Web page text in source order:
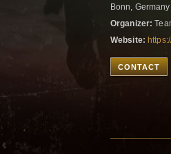
Bonn,
Organizer:
Website:
CONTACT